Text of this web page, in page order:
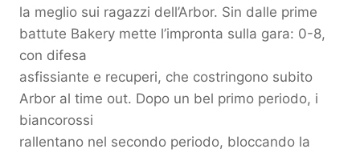
la meglio sui ragazzi dell’Arbor. Sin dalle prime
battute Bakery mette l’impronta sulla gara: 0-8,
con difesa
asfissiante e recuperi, che costringono subito
Arbor al time out. Dopo un bel primo periodo, i
biancorossi
rallentano nel secondo periodo, bloccando la